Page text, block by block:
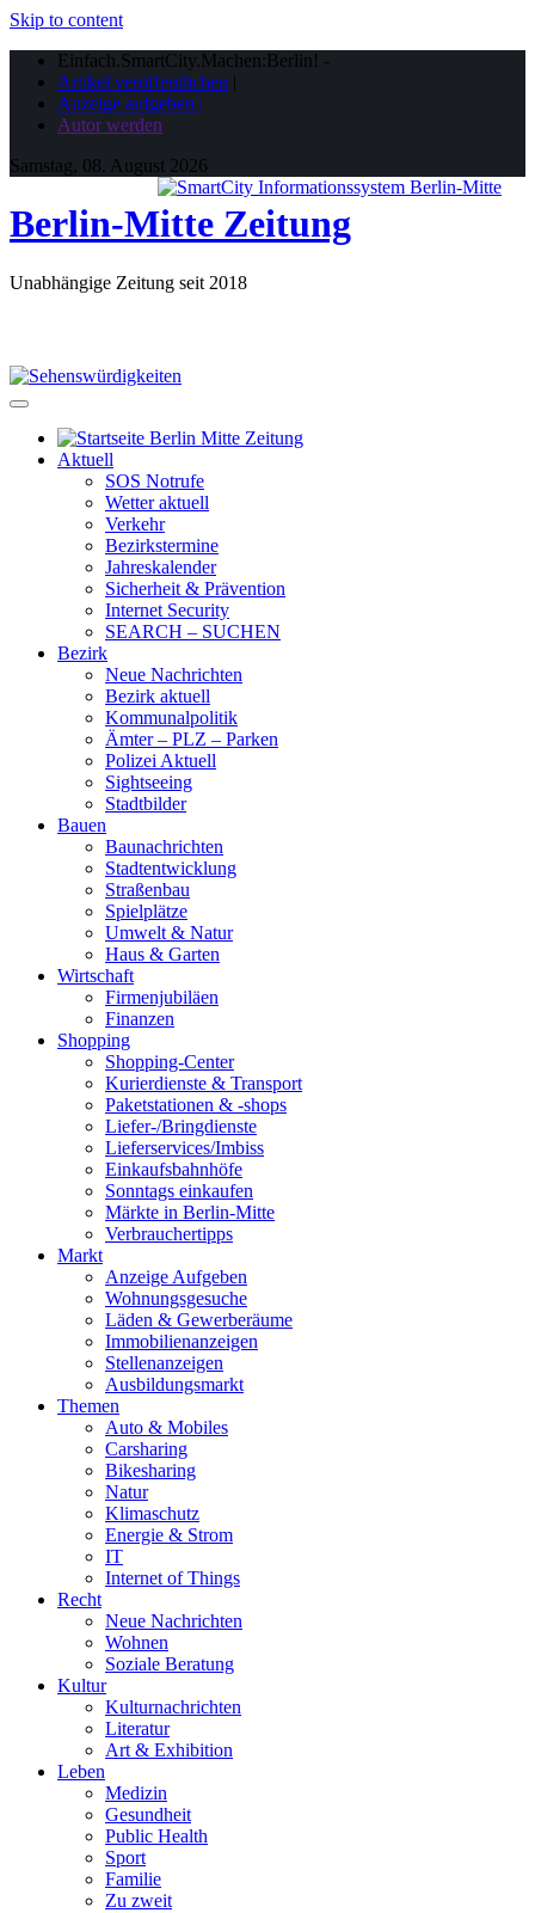
Skip to content
Einfach.SmartCity.Machen:Berlin! -
Artikel veröffentlichen |
Anzeige aufgeben |
Autor werden
Samstag, 08. August 2026
Berlin-Mitte Zeitung
Unabhängige Zeitung seit 2018
Aktuell
SOS Notrufe
Wetter aktuell
Verkehr
Bezirkstermine
Jahreskalender
Sicherheit & Prävention
Internet Security
SEARCH – SUCHEN
Bezirk
Neue Nachrichten
Bezirk aktuell
Kommunalpolitik
Ämter – PLZ – Parken
Polizei Aktuell
Sightseeing
Stadtbilder
Bauen
Baunachrichten
Stadtentwicklung
Straßenbau
Spielplätze
Umwelt & Natur
Haus & Garten
Wirtschaft
Firmenjubiläen
Finanzen
Shopping
Shopping-Center
Kurierdienste & Transport
Paketstationen & -shops
Liefer-/Bringdienste
Lieferservices/Imbiss
Einkaufsbahnhöfe
Sonntags einkaufen
Märkte in Berlin-Mitte
Verbrauchertipps
Markt
Anzeige Aufgeben
Wohnungsgesuche
Läden & Gewerberäume
Immobilienanzeigen
Stellenanzeigen
Ausbildungsmarkt
Themen
Auto & Mobiles
Carsharing
Bikesharing
Natur
Klimaschutz
Energie & Strom
IT
Internet of Things
Recht
Neue Nachrichten
Wohnen
Soziale Beratung
Kultur
Kulturnachrichten
Literatur
Art & Exhibition
Leben
Medizin
Gesundheit
Public Health
Sport
Familie
Zu zweit